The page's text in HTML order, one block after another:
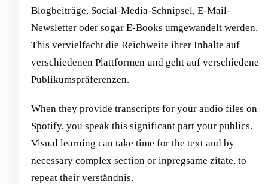
Blogbeiträge, Social-Media-Schnipsel, E-Mail-
Newsletter oder sogar E-Books umgewandelt werden.
This vervielfacht die Reichweite ihrer Inhalte auf
verschiedenen Plattformen und geht auf verschiedene
Publikumspräferenzen.
When they provide transcripts for your audio files on
Spotify, you speak this significant part your publics.
Visual learning can take time for the text and by
necessary complex section or inpregsame zitate, to
repeat their verständnis.